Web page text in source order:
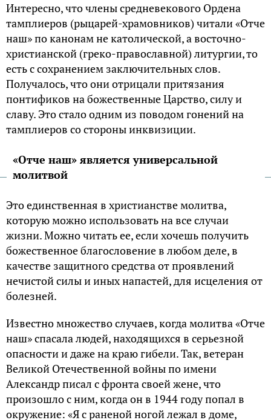
Интересно, что члены средневекового Ордена
тамплиеров (рыцарей-храмовников) читали «Отче
наш» по канонам не католической, а восточно-
христианской (греко-православной) литургии, то
есть с сохранением заключительных слов.
Получалось, что они отрицали притязания
понтификов на божественные Царство, силу и
славу. Это стало одним из поводом гонений на
тамплиеров со стороны инквизиции.
«Отче наш» является универсальной
молитвой
Это единственная в христианстве молитва,
которую можно использовать на все случаи
жизни. Можно читать ее, если хочешь получить
божественное благословение в любом деле, в
качестве защитного средства от проявлений
нечистой силы и иных напастей, для исцеления от
болезней.
Известно множество случаев, когда молитва «Отче
наш» спасала людей, находящихся в серьезной
опасности и даже на краю гибели. Так, ветеран
Великой Отечественной войны по имени
Александр писал с фронта своей жене, что
произошло с ним, когда он в 1944 году попал в
окружение: «Я с раненой ногой лежал в доме,